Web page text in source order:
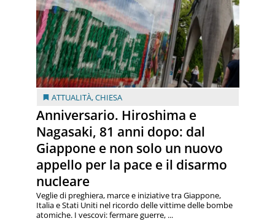
ATTUALITÀ,CHIESA
Anniversario. Hiroshima e
Nagasaki, 81 anni dopo: dal
Giappone e non solo un nuovo
appello per la pace e il disarmo
nucleare
Veglie di preghiera, marce e iniziative tra Giappone,
Italia e Stati Uniti nel ricordo delle vittime delle bombe
atomiche. I vescovi: fermare guerre, ...